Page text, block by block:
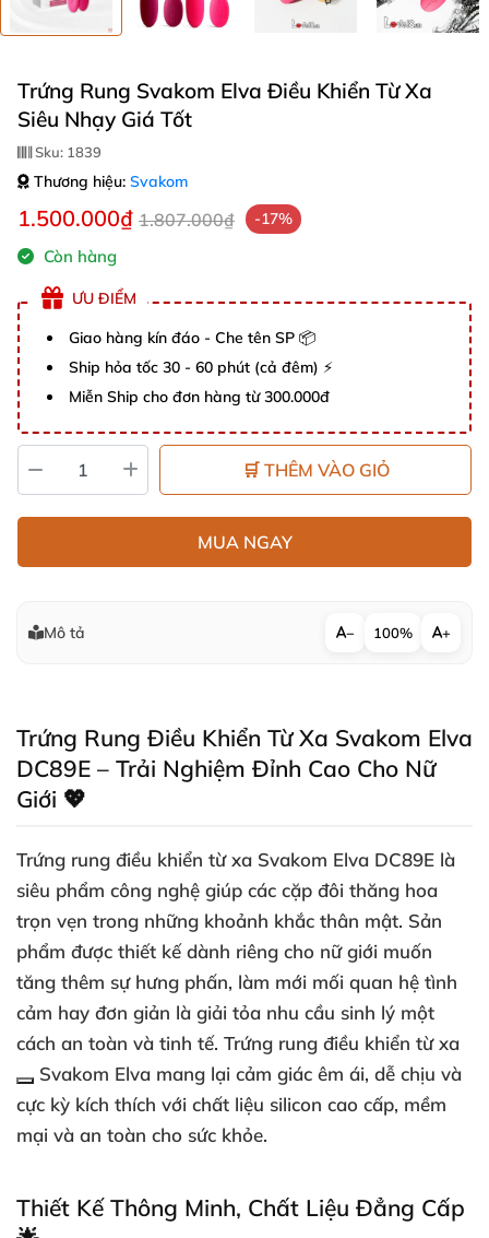
Trứng Rung Svakom Elva Điều Khiển Từ Xa
Siêu Nhạy Giá Tốt
Sku: 1839
Thương hiệu: Svakom
1.500.000₫ 1.807.000₫ -17%
Còn hàng
ƯU ĐIỂM
Giao hàng kín đáo - Che tên SP 📦
Ship hỏa tốc 30 - 60 phút (cả đêm) ⚡
Miễn Ship cho đơn hàng từ 300.000đ
🛒 THÊM VÀO GIỎ
MUA NGAY
Mô tả − 100% +
Trứng Rung Điều Khiển Từ Xa Svakom Elva
DC89E – Trải Nghiệm Đỉnh Cao Cho Nữ
Giới 💖
Trứng rung điều khiển từ xa Svakom Elva DC89E là
siêu phẩm công nghệ giúp các cặp đôi thăng hoa
trọn vẹn trong những khoảnh khắc thân mật. Sản
phẩm được thiết kế dành riêng cho nữ giới muốn
tăng thêm sự hưng phấn, làm mới mối quan hệ tình
cảm hay đơn giản là giải tỏa nhu cầu sinh lý một
cách an toàn và tinh tế. Trứng rung điều khiển từ xa
Svakom Elva mang lại cảm giác êm ái, dễ chịu và
cực kỳ kích thích với chất liệu silicon cao cấp, mềm
mại và an toàn cho sức khỏe.
Thiết Kế Thông Minh, Chất Liệu Đẳng Cấp